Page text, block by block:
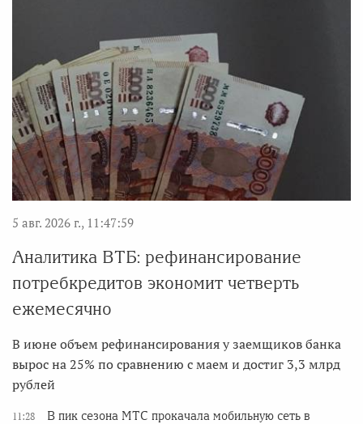
5 авг. 2026 г., 11:47:59
Аналитика ВТБ: рефинансирование
потребкредитов экономит четверть
ежемесячно
В июне объем рефинансирования у заемщиков банка
вырос на 25% по сравнению с маем и достиг 3,3 млрд
рублей
11:28
В пик сезона МТС прокачала мобильную сеть в